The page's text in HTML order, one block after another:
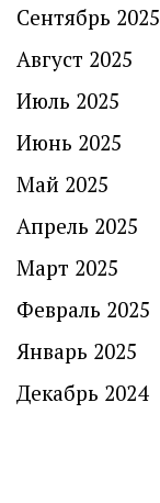
Сентябрь 2025
Август 2025
Июль 2025
Июнь 2025
Май 2025
Апрель 2025
Март 2025
Февраль 2025
Январь 2025
Декабрь 2024